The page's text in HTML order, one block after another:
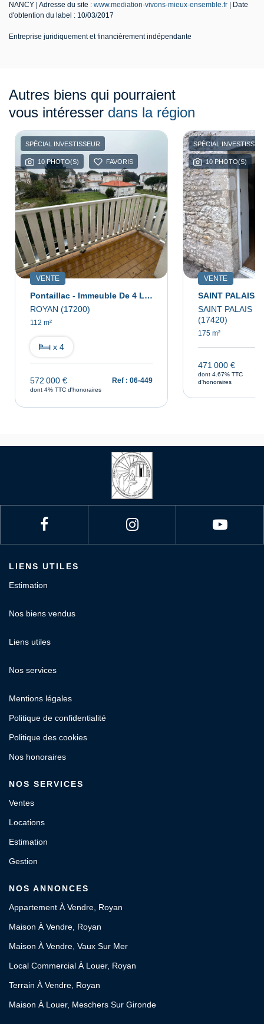
NANCY | Adresse du site : www.mediation-vivons-mieux-ensemble.fr | Date
d'obtention du label : 10/03/2017
Entreprise juridiquement et financièrement indépendante
Autres biens qui pourraient
vous intéresser dans la région
SPÉCIAL INVESTISSEUR
10 PHOTO(S) FAVORIS
VENTE
Pontaillac - Immeuble De 4 Lots
ROYAN (17200)
112 m²
x 4
572 000 €
dont 4% TTC d'honoraires
Ref : 06-449
SPÉCIAL
10 PHOTO(S)
VENTE
SAINT PALAIS
(17420)
175 m²
471 000 €
dont 4.67% TTC
d'honoraires
LIENS UTILES
Estimation
Nos biens vendus
Liens utiles
Nos services
Mentions légales
Politique de confidentialité
Politique des cookies
Nos honoraires
NOS SERVICES
Ventes
Locations
Estimation
Gestion
NOS ANNONCES
Appartement À Vendre, Royan
Maison À Vendre, Royan
Maison À Vendre, Vaux Sur Mer
Local Commercial À Louer, Royan
Terrain À Vendre, Royan
Maison À Louer, Meschers Sur Gironde